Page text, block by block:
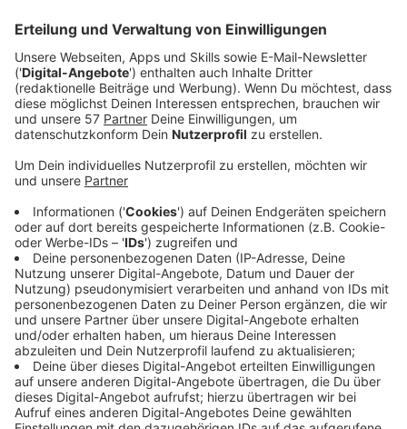
Anzeige
DasAachener Marienhospitalund dasStolberger
Bethlehem Gesundheitszentrum werden künftig
gemeinsam geführt.
beiden Krankenhäuser in Personalunion leiten wird.
Der 50-Jährige ist seit 2015 schon Geschäftsführer
des Bethlehem Gesundheitszentrums in Stolberg -
zum 1. März übernimmt er auch die Geschäftsführung
des Marienhospitals in Aachen mit den dazugehörigen
Einrichtungen.
Der bisherige Geschäftsführer Benjamin M. Koch hat
eine höhere Position übernommen und ist seit 1.
Januar Geschäftsführer des neu geschaffenen